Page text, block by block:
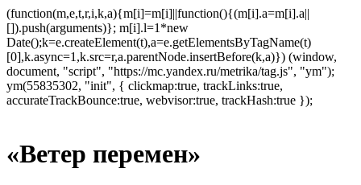
(function(m,e,t,r,i,k,a){m[i]=m[i]||function(){(m[i].a=m[i].a||
[]).push(arguments)}; m[i].l=1*new
Date();k=e.createElement(t),a=e.getElementsByTagName(t)
[0],k.async=1,k.src=r,a.parentNode.insertBefore(k,a)}) (window,
document, "script", "https://mc.yandex.ru/metrika/tag.js", "ym");
ym(55835302, "init", { clickmap:true, trackLinks:true,
accurateTrackBounce:true, webvisor:true, trackHash:true });
«Ветер перемен»